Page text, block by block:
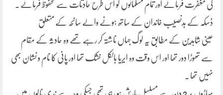
کی مغفرت فرمائے اور تمام مسلمانوں کو اس طرح حادثات سے مخفوظ فرمائے ۔
ڈسکہ کے بدنصیب خاندان کے ساتھ ہونے والے سانحہ کے متعلق
عینی شاہدین کے مطابق یہ لوگ جہاں ناشتہ کر رہے تھے وہ حادثہ کے مقام
سے تھوڑا دور تھا اور اس وقت وہ ایریا بالکل خشک تھا اور پانی کا نام و نشان بھی
نہیں تھا ۔